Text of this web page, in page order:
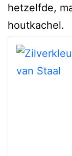
hetzelfde,
houtkachel.